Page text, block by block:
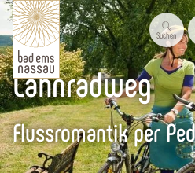
Suchen
Lahnradweg
Flussromantik per